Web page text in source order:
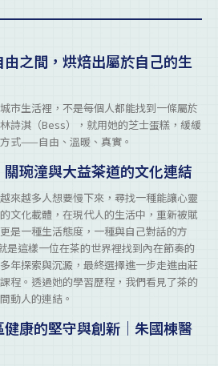
之間，烘焙出屬於自己的生
市生活裡，不是每個人都能找到一條屬於
詩淇（Bess），就用她的芝士蛋糕，緩緩
式——自由、溫暖、真實。
琬潼與大益茶道的文化連結
來越多人想要慢下來，尋找一種能讓心靈
文化載體，在現代人的生活中，重新被賦
是一種生活態度，一種與自己對話的方
是這樣一位在茶的世界裡找到內在節奏的
年探索與沉澱，最終選擇進一步走進由莊
程。透過她的學習歷程，我們看見了茶的
動人的連結。
康的堅守與創新｜朱國棟醫